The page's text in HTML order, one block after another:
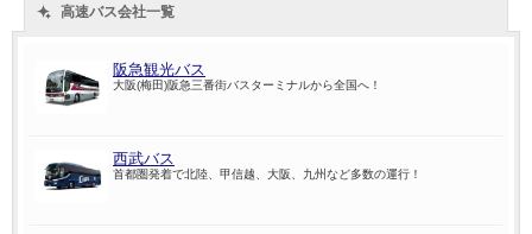
高速バス会社一覧
阪急観光バス
大阪(梅田)阪急三番街バスターミナルから全国へ！
西武バス
首都圏発着で北陸、甲信越、大阪、九州など多数の運行！